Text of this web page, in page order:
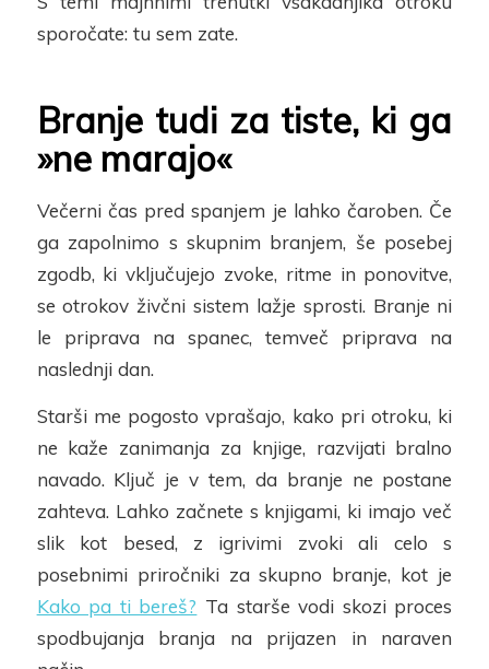
sporočate: tu sem zate.
Branje tudi za tiste, ki ga
»ne marajo«
Večerni čas pred spanjem je lahkočaroben. Če
ga zapolnimo s skupnim branjem, še posebej
zgodb, ki vključujejo zvoke, ritme in ponovitve,
se otrokov živčni sistem lažje sprosti. Branje ni
le priprava na spanec, temveč priprava na
naslednji dan.
Starši me pogosto vprašajo, kako priotroku, ki
ne kaže zanimanja za knjige, razvijati bralno
navado. Ključ je v tem, da branje ne postane
zahteva. Lahko začnete s knjigami, ki imajo več
slik kot besed, z igrivimi zvoki ali celo s
posebnimi priročniki za skupno branje, kot je
Kako pa ti bereš? Ta starše vodi skozi proces
spodbujanja branja na prijazen in naraven